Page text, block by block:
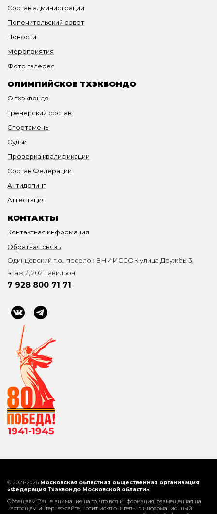
Состав администрации
Попечительский совет
Новости
Мероприятия
Фото галерея
ОЛИМПИЙСКОЕ ТХЭКВОНДО
О тхэквондо
Тренерский состав
Спортсмены
Судьи
Проверка квалификации
Состав Федерации
Антидопинг
Аттестация
КОНТАКТЫ
Контактная информация
Обратная связь
Одинцовский г.о., поселок ВНИИССОК,улица Дружбы 3,
этаж 2, 202 павильон
7 928 800 71 71
© 2021-2026 Московская областная общественная организация
«Федерация Тхэквондо Московской области»
Обращаем Ваше внимание на то, что вся информация, размещенная на
настоящем интернет-сайте, носит исключительно информационный